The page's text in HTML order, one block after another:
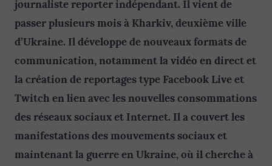
journaliste reporter indépendant. Il vient de
passer plusieurs mois à Kharkiv, deuxième ville
d’Ukraine. Il développe de nouveaux formats de
communication, notamment la vidéo en direct et
la création de reportages type Facebook Live et
Twitch en lien avec les nouvelles consommations
des réseaux sociaux et Internet. Il a couvert les
manifestations des mouvements sociaux et
maintenant la guerre en Ukraine, où il cherche à